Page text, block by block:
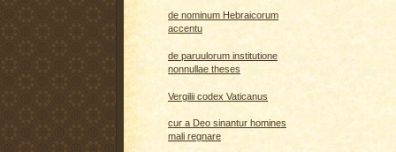
de nominum Hebraicorum
accentu
de paruulorum institutione
nonnullae theses
Vergilii codex Vaticanus
cur a Deo sinantur homines
mali regnare